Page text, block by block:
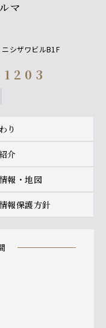
マ
ニシザワビルB1F
わり
紹介
情報・地図
情報保護方針